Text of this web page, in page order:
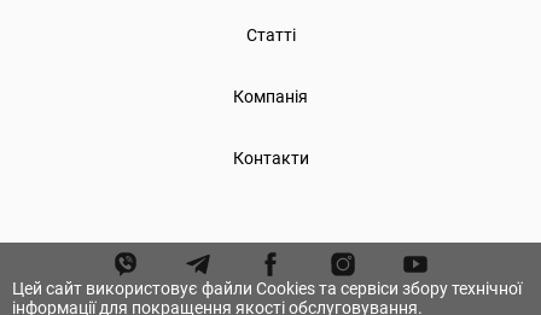
Цей сайт використовує файли Cookies та сервіси збору технічної
інформації для покращення якості обслуговування.
Статті
Компанія
Контакти